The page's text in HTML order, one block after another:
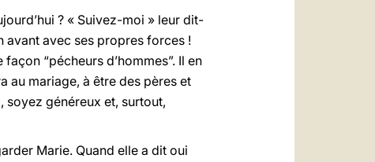
? « Suivez-moi » leur dit-
avant avec ses propres forces !
“pécheurs d’hommes”. Il en
au mariage, à être des pères et
généreux et, surtout,
Marie. Quand elle a dit oui